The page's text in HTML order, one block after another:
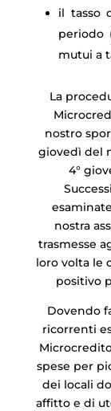
il tasso
periodo
mutui a
La
nostro
giovedì del
4°
nostra
trasmesse
loro volta le
positivo
Dovendo
ricorrenti
spese per
dei locali
affitto e di